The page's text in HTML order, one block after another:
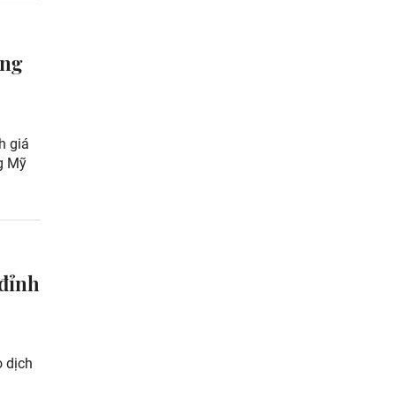
giá
Mỹ
dịch